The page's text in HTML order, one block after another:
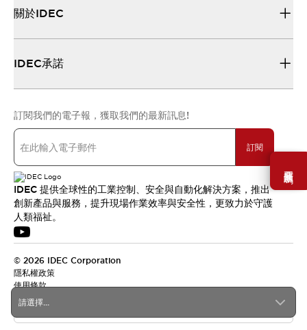
需要幫助嗎？
請選擇...
關於IDEC
IDEC承諾
訂閱我們的電子報，獲取我們的最新訊息!
訂閱
IDEC 提供全球性的工業控制、安全與自動化解決方案，推出
創新產品與服務，提升現場作業效率與安全性，更致力於守護
人類福祉。
© 2026 IDEC Corporation
隱私權政策
使用條款
台灣